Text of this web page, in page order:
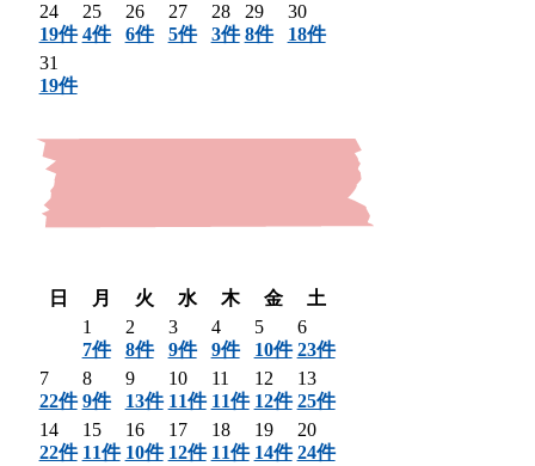
24
19件
25
4件
26
6件
27
5件
28
3件
29
8件
30
18件
31
19件
日
月 火 水 木 金
土
1
7件
2
8件
3
9件
4
9件
5
10件
6
23件
7
22件
8
9件
9
13件
10
11件
11
11件
12
12件
13
25件
14
22件
15
11件
16
10件
17
12件
18
11件
19
14件
20
24件